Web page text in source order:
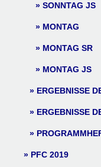
SONNTAG JS
MONTAG
MONTAG SR
MONTAG JS
ERGEBNISSE
ERGEBNISSE
PFC 2019